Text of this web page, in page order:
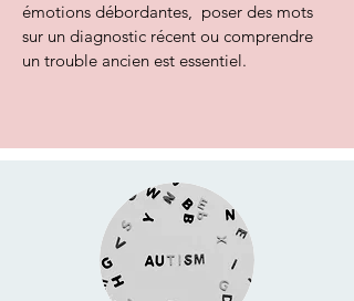
émotions débordantes, poser des mots
sur un diagnostic récent ou comprendre
un trouble ancien est essentiel.